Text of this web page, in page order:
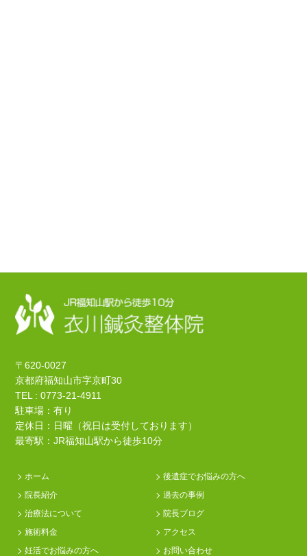
〒620-0027
京都府福知山市字京町30
TEL : 0773-21-4911
駐車場：有り
定休日：日曜（祝日は受付しております）
最寄駅：JR福知山駅から徒歩10分
ホーム
院長紹介
治療法について
施術料金
妊活でお悩みの方へ
後遺症でお悩みの方へ
過去の事例
院長ブログ
アクセス
お問い合わせ